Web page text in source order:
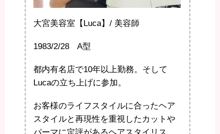
大宮美容室【Luca】/ 美容師
1983/2/28 A型
都内有名店で10年以上勤務。そして
Lucaの立ち上げに参加。
お客様のライフスタイルに合ったヘア
スタイルと再現性を重視したカットや